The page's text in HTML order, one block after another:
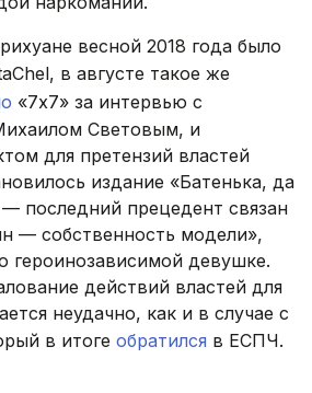
весной 2018 года было
в августе такое же
«7х7» за интервью с
Световым, и
для претензий властей
издание «Батенька, да
последний прецедент связан
— собственность модели»,
героинозависимой девушке.
действий властей для
неудачно, как и в случае с
в итоге обратился в ЕСПЧ.